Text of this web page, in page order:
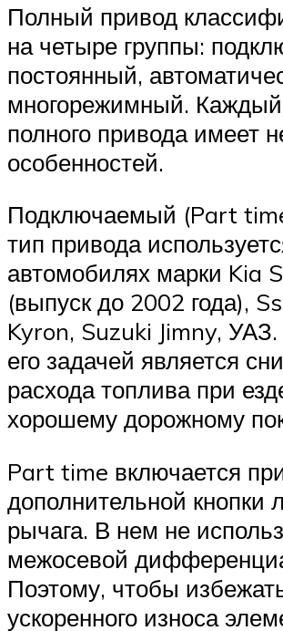
Полный привод
на четыре группы:
постоянный,
многорежимный.
полного привода имеет
особенностей.
Подключаемый (Part
тип привода
автомобилях марки Kia
(выпуск до 2002 года),
Kyron, Suzuki Jimny,
его задачей является
расхода топлива при
хорошему дорожному
Part time включается
дополнительной кнопки
рычага. В нем не
межосевой
Поэтому, чтобы
ускоренного износа